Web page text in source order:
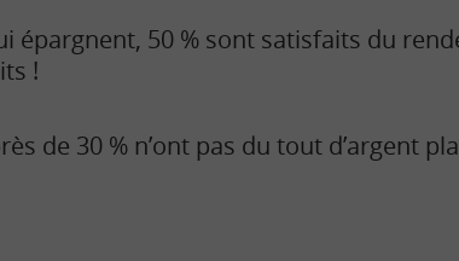
épargnent, 50 % sont satisfaits du
!
de 30 % n’ont pas du tout d’argent